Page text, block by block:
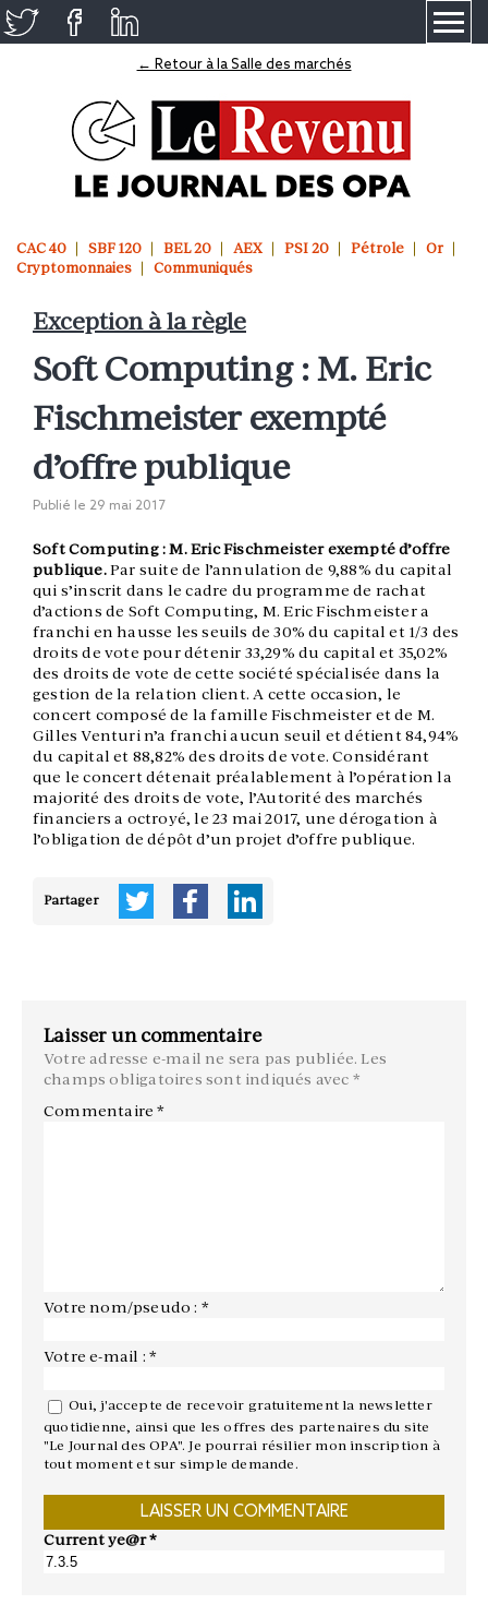
← Retour à la Salle des marchés
CAC 40 SBF 120 BEL 20 AEX PSI 20 Pétrole
Or
Cryptomonnaies
Communiqués
Exception à la règle
Soft Computing : M. Eric
Fischmeister exempté
d’offre publique
Publié le 29 mai 2017
Soft Computing : M. Eric Fischmeister exempté d’offre
publique.Par suite de l’annulation de 9,88% du capital
qui s’inscrit dans le cadre du programme de rachat
d’actions de Soft Computing, M. Eric Fischmeister a
franchi en hausse les seuils de 30% du capital et 1/3 des
droits de vote pour détenir 33,29% du capital et 35,02%
des droits de vote de cette société spécialisée dans la
gestion de la relation client. A cette occasion, le
concert composé de la famille Fischmeister et de M.
Gilles Venturi n’a franchi aucun seuil et détient 84,94%
du capital et 88,82% des droits de vote. Considérant
que le concert détenait préalablement à l’opération la
majorité des droits de vote, l’Autorité des marchés
financiers a octroyé, le 23 mai 2017, une dérogation à
l’obligation de dépôt d’un projet d’offre publique.
Partager
Laisser un commentaire
Votre adresse e-mail ne sera pas publiée. Les
champs obligatoires sont indiqués avec *
Commentaire*
Votre nom/pseudo : *
Votre e-mail : *
Oui, j'accepte de recevoir gratuitement la newsletter
quotidienne, ainsi que les offres des partenaires du site
"Le Journal des OPA". Je pourrai résilier mon inscription à
tout moment et sur simple demande.
Current ye@r*